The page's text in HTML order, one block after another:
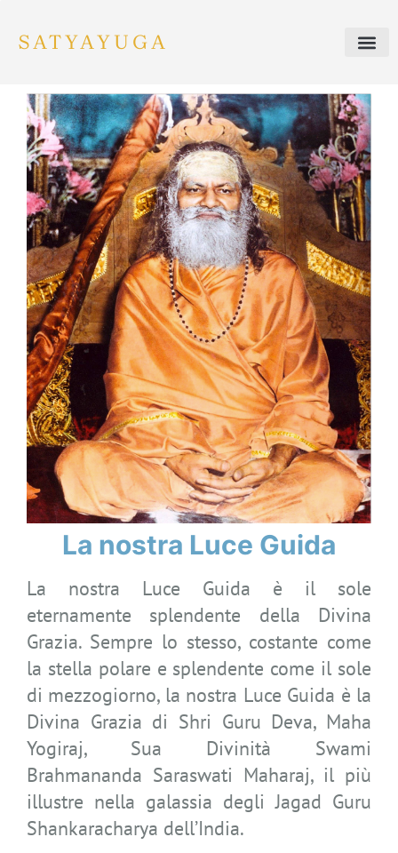
SATYAYUGA
La nostra Luce Guida
La nostra Luce Guida è il sole
eternamente splendente della Divina
Grazia. Sempre lo stesso, costante come
la stella polare e splendente come il sole
di mezzogiorno, la nostra Luce Guida è la
Divina Grazia di Shri Guru Deva, Maha
Yogiraj, Sua Divinità Swami
Brahmananda Saraswati Maharaj, il più
illustre nella galassia degli Jagad Guru
Shankaracharya dell’India.